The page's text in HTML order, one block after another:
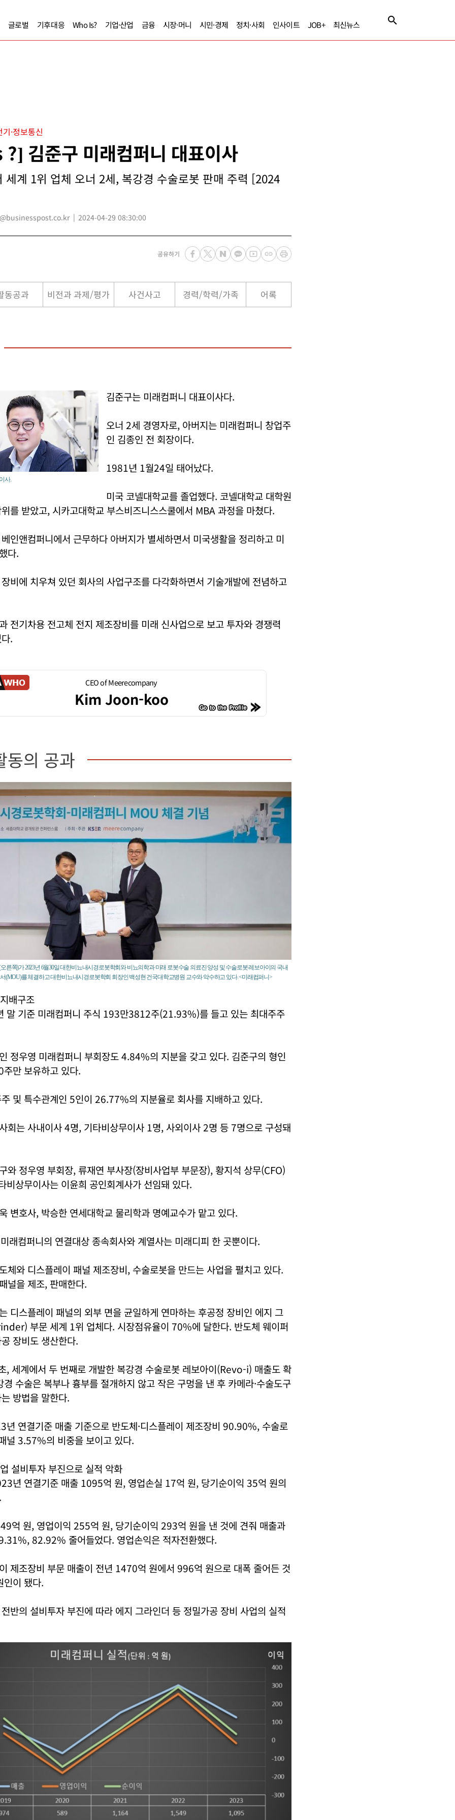
글로벌 기후대응 Who Is? 기업·산업 금융 시장·머니 시민·경제 정치·사회 인사이트 JOB+ 최신뉴스
·정보통신
김준구 미래컴퍼니 대표이사
세계 1위 업체 오너 2세, 복강경 수술로봇 판매 주력 [2024
2024-04-29 08:30:00
공유하기
동공과 비전과 과제/평가 사건사고 경력/학력/가족 어록
사.
김준구는 미래컴퍼니 대표이사다.
오너 2세 경영자로, 아버지는 미래컴퍼니 창업주
인 김종인 전 회장이다.
1981년 1월24일 태어났다.
미국 코넬대학교를 졸업했다. 코넬대학교 대학원
를 받았고, 시카고대학교 부스비즈니스스쿨에서 MBA 과정을 마쳤다.
인앤컴퍼니에서 근무하다 아버지가 별세하면서 미국생활을 정리하고 미
다.
비에 치우쳐 있던 회사의 사업구조를 다각화하면서 기술개발에 전념하고
전기차용 전고체 전지 제조장비를 미래 신사업으로 보고 투자와 경쟁력
.
CEO of Meerecompany
Kim Joon-koo
동의 공과
른쪽)가 2023년 6월30일 대한비뇨내시경로봇학회와 비뇨의학과 미래 로봇수술 의료진 양성 및 수술로봇 레보아이의 국내
(MOU)를 체결하고 대한비뇨내시경로봇학회 회장인 백성현 건국대학교병원 교수와 악수하고 있다. <미래컴퍼니>
배구조
말 기준 미래컴퍼니 주식 193만3812주(21.93%)를 들고 있는 최대주주
정우영 미래컴퍼니 부회장도 4.84%의 지분을 갖고 있다. 김준구의 형인
만 보유하고 있다.
및 특수관계인 5인이 26.77%의 지분율로 회사를 지배하고 있다.
회는 사내이사 4명, 기타비상무이사 1명, 사외이사 2명 등 7명으로 구성돼
와 정우영 부회장, 류재연 부사장(장비사업부 부문장), 황지석 상무(CFO)
비상무이사는 이윤희 공인회계사가 선임돼 있다.
변호사, 박승한 연세대학교 물리학과 명예교수가 맡고 있다.
래컴퍼니의 연결대상 종속회사와 계열사는 미래디피 한 곳뿐이다.
체와 디스플레이 패널 제조장비, 수술로봇을 만드는 사업을 펼치고 있다.
널을 제조, 판매한다.
디스플레이 패널의 외부 면을 균일하게 연마하는 후공정 장비인 에지 그
부문 세계 1위 업체다. 시장점유율이 70%에 달한다. 반도체 웨이퍼
장비도 생산한다.
, 세계에서 두 번째로 개발한 복강경 수술로봇 레보아이(Revo-i) 매출도 확
수술은 복부나 흉부를 절개하지 않고 작은 구멍을 낸 후 카메라·수술도구
방법을 말한다.
년 연결기준 매출 기준으로 반도체·디스플레이 제조장비 90.90%, 수술로
널 3.57%의 비중을 보이고 있다.
설비투자 부진으로 실적 악화
년 연결기준 매출 1095억 원, 영업손실 17억 원, 당기순이익 35억 원의
억 원, 영업이익 255억 원, 당기순이익 293억 원을 낸 것에 견줘 매출과
82.92% 줄어들었다. 영업손익은 적자전환했다.
제조장비 부문 매출이 전년 1470억 원에서 996억 원으로 대폭 줄어든 것
인이 됐다.
반의 설비투자 부진에 따라 에지 그라인더 등 정밀가공 장비 사업의 실적